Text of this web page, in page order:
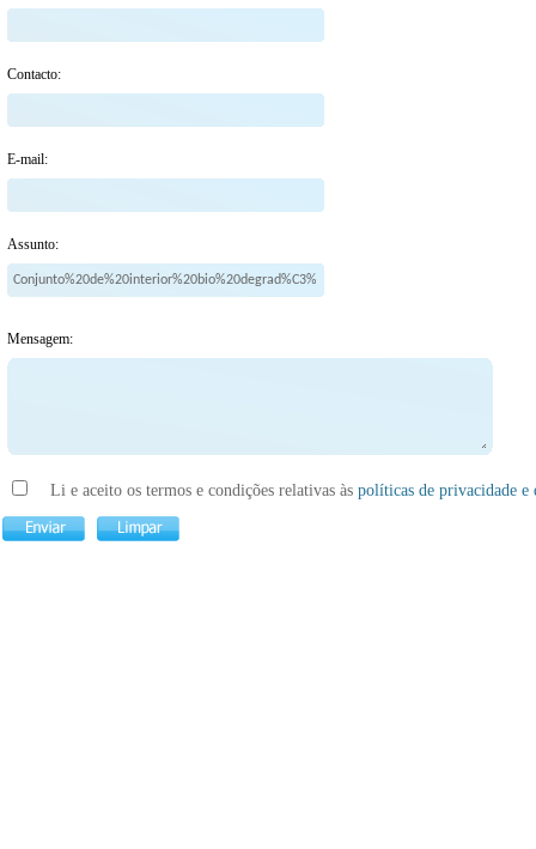
Contacto:
E-mail:
Assunto:
Mensagem:
Li e aceito os termos e condições relativas às políticas de privacidade e